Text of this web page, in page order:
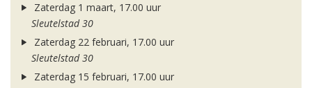
Zaterdag 1 maart, 17.00 uur
Sleutelstad 30
Zaterdag 22 februari, 17.00 uur
Sleutelstad 30
Zaterdag 15 februari, 17.00 uur